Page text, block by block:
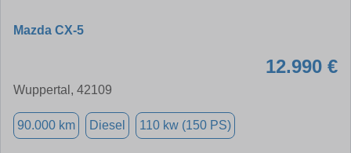
Mazda CX-5
12.990 €
Wuppertal, 42109
90.000 km Diesel 110 kw (150 PS)